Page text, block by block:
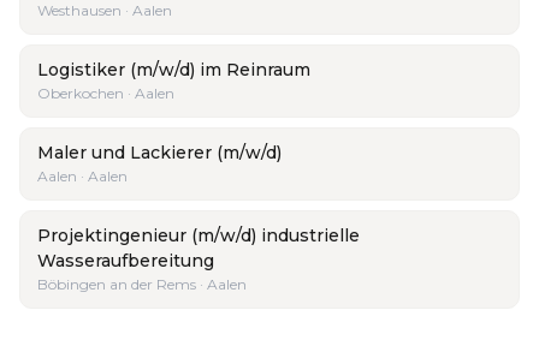
Westhausen · Aalen
Logistiker (m/w/d) im Reinraum
Oberkochen · Aalen
Maler und Lackierer (m/w/d)
Aalen · Aalen
Projektingenieur (m/w/d) industrielle
Wasseraufbereitung
Böbingen an der Rems · Aalen